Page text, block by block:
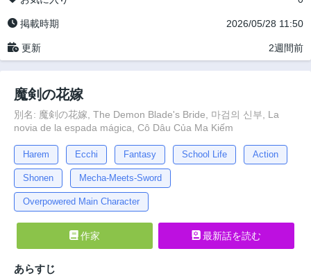
掲載時期 2026/05/28 11:50
更新 2週間前
魔剣の花嫁
別名: 魔剣の花嫁, The Demon Blade's Bride, 마검의 신부, La
novia de la espada mágica, Cô Dâu Của Ma Kiếm
Harem Ecchi Fantasy School Life Action
Shonen Mecha-Meets-Sword
Overpowered Main Character
作家 最新話を読む
あらすじ